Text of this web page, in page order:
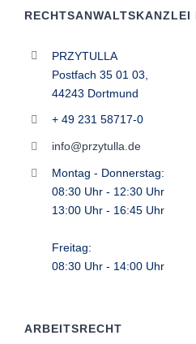
RECHTSANWALTSKANZLEI
PRZYTULLA
Postfach 35 01 03,
44243 Dortmund
+ 49 231 58717-0
info@przytulla.de
Montag - Donnerstag:
08:30 Uhr - 12:30 Uhr
13:00 Uhr - 16:45 Uhr
Freitag:
08:30 Uhr - 14:00 Uhr
ARBEITSRECHT